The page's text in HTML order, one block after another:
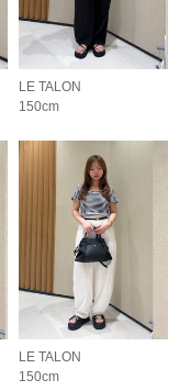
LE TALON
150cm
LE TALON
150cm